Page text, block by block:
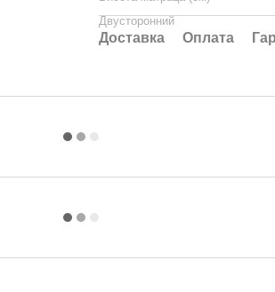
Двусторонний
Доставка Оплата